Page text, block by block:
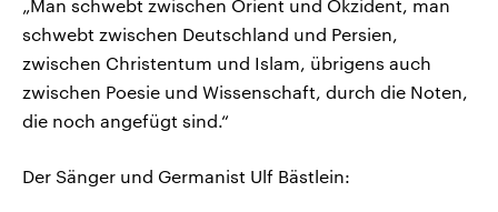
„Man schwebt zwischen Orient und Okzident, man
schwebt zwischen Deutschland und Persien,
zwischen Christentum und Islam, übrigens auch
zwischen Poesie und Wissenschaft, durch die Noten,
die noch angefügt sind.“
Der Sänger und Germanist Ulf Bästlein: